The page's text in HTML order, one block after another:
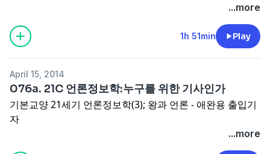
...more
1h 51min Play
April 15, 2014
076a. 21C 언론정보학:누구를 위한 기사인가
기본교양 21세기 언론정보학(3); 왕과 언론 - 애완용 출입기
자
...more